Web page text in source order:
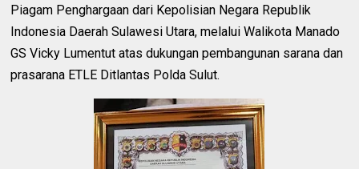
Piagam Penghargaan dari Kepolisian Negara Republik
Indonesia Daerah Sulawesi Utara, melalui Walikota Manado
GS Vicky Lumentut atas dukungan pembangunan sarana dan
prasarana ETLE Ditlantas Polda Sulut.